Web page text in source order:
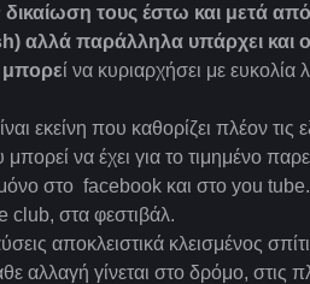
τους έστω και μετά από
παράλληλα υπάρχει και ο
μπορεί να κυριαρχήσει με
εκείνη που καθορίζει πλέον τις
να έχει για το τιμημένο
μόνο στο facebook και στο you
club, στα φεστιβάλ.
αποκλειστικά κλεισμένος
αλλαγή γίνεται στο δρόμο, στις